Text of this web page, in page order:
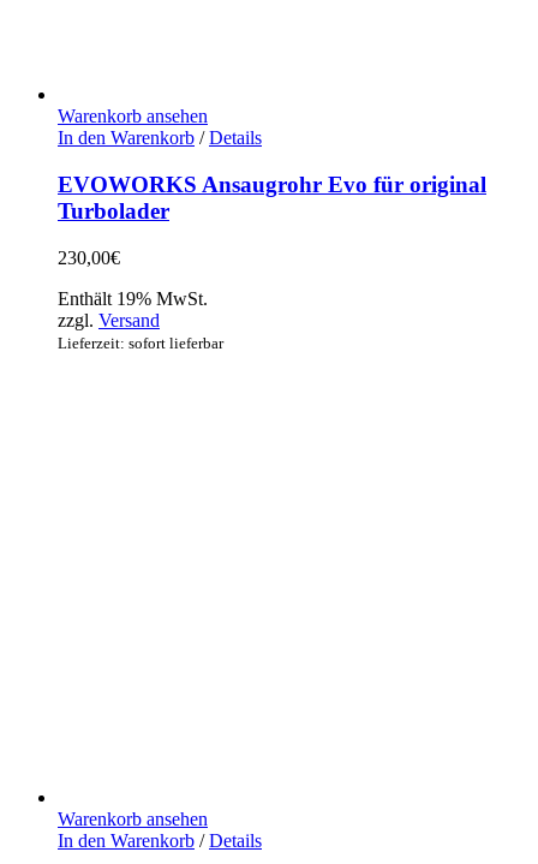
Warenkorb ansehen
In den Warenkorb / Details
EVOWORKS Ansaugrohr Evo für original
Turbolader
230,00€
Enthält 19% MwSt.
zzgl. Versand
Lieferzeit: sofort lieferbar
Warenkorb ansehen
In den Warenkorb / Details